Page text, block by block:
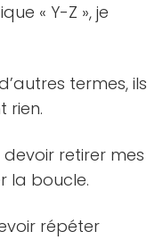
« Y-Z », je
d’autres termes, ils
rien.
retirer mes
la boucle.
répéter